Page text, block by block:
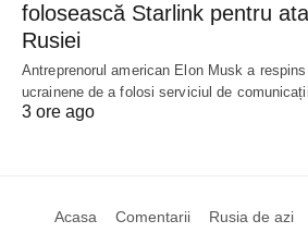
folosească Starlink pentru
Rusiei
Antreprenorul american Elon Musk a
ucrainene de a folosi serviciul de
3 ore ago
Acasa Comentarii Rusia de azi